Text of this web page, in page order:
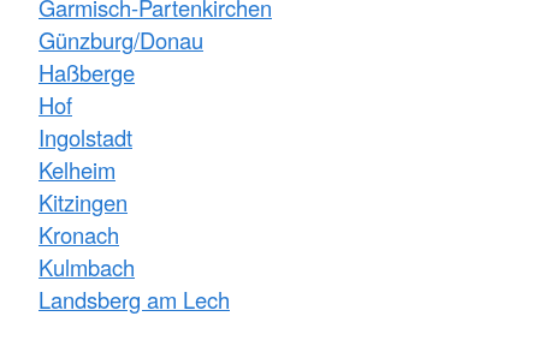
Garmisch-Partenkirchen
Günzburg/Donau
Haßberge
Hof
Ingolstadt
Kelheim
Kitzingen
Kronach
Kulmbach
Landsberg am Lech